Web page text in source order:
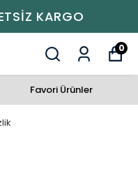
KARGO
0
Favori Ürünler